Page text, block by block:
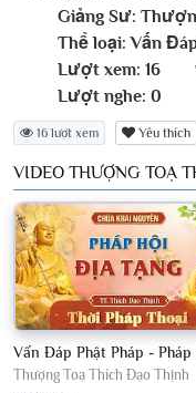
Giảng Sư:
Thể loại: Vấn
Lượt xem: 16
Lượt nghe: 0
16 lượt xem Yêu thích
VIDEO THƯỢNG TOẠ
Thượng Toạ Thích Đạo Thịnh